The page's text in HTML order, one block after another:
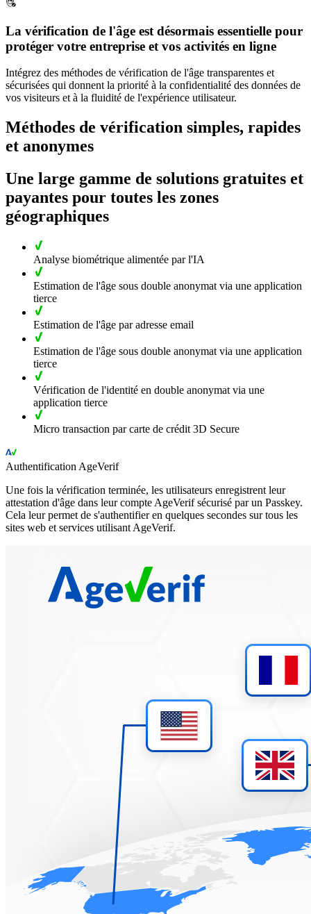
La vérification de l'âge est désormais essentielle pour
protéger votre entreprise et vos activités en ligne
Intégrez des méthodes de vérification de l'âge transparentes et
sécurisées qui donnent la priorité à la confidentialité des données de
vos visiteurs et à la fluidité de l'expérience utilisateur.
Méthodes de vérification simples, rapides
et anonymes
Une large gamme de solutions gratuites et
payantes pour toutes les zones
géographiques
Analyse biométrique alimentée par l'IA
Estimation de l'âge sous double anonymat via une application
tierce
Estimation de l'âge par adresse email
Estimation de l'âge sous double anonymat via une application
tierce
Vérification de l'identité en double anonymat via une
application tierce
Micro transaction par carte de crédit 3D Secure
Authentification AgeVerif
Une fois la vérification terminée, les utilisateurs enregistrent leur
attestation d'âge dans leur compte AgeVerif sécurisé par un Passkey.
Cela leur permet de s'authentifier en quelques secondes sur tous les
sites web et services utilisant AgeVerif.